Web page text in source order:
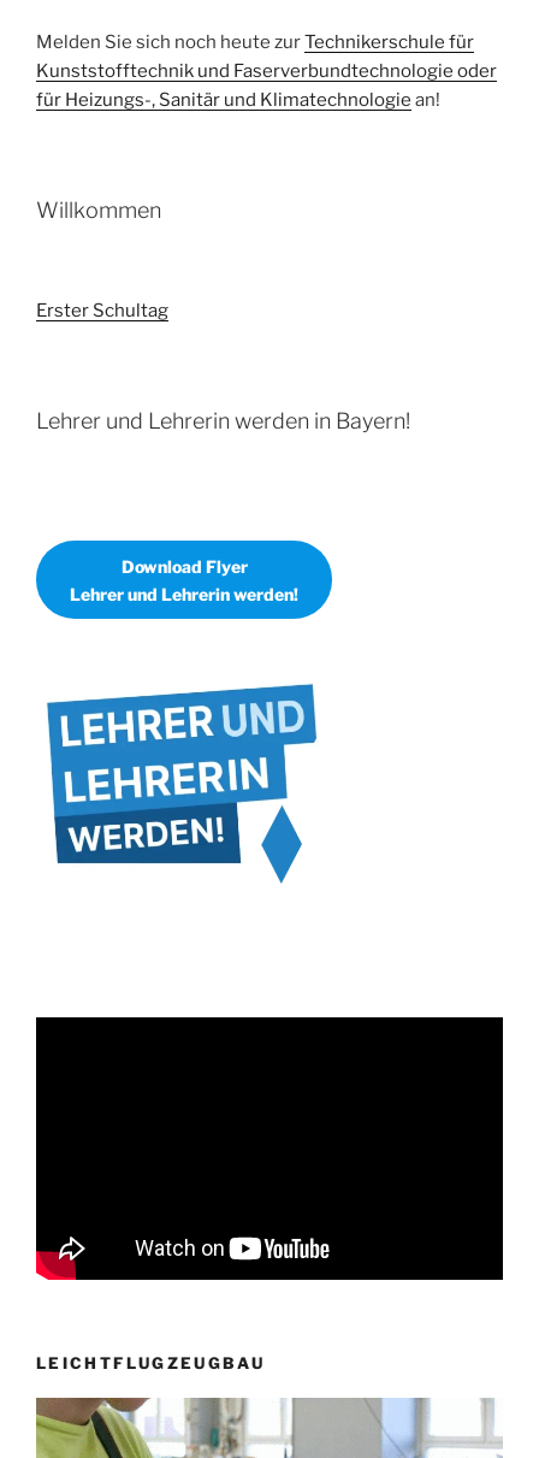
Melden Sie sich noch heute zurTechnikerschule für
Kunststofftechnik und Faserverbundtechnologie oder
für Heizungs-, Sanitär und Klimatechnologie an!
Willkommen
Erster Schultag
Lehrer und Lehrerin werden in Bayern!
Download Flyer
Lehrer und Lehrerin werden!
LEICHTFLUGZEUGBAU